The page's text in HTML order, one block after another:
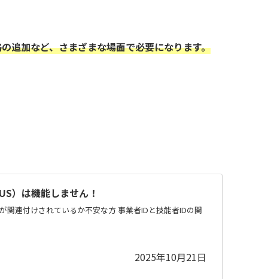
追加など、さまざまな場面で必要になります。
）は機能しません！
関連付けされているか不安な方 事業者IDと技能者IDの関
2025年10月21日